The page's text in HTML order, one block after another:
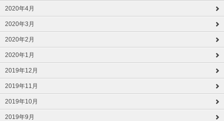
2020年4月
2020年3月
2020年2月
2020年1月
2019年12月
2019年11月
2019年10月
2019年9月